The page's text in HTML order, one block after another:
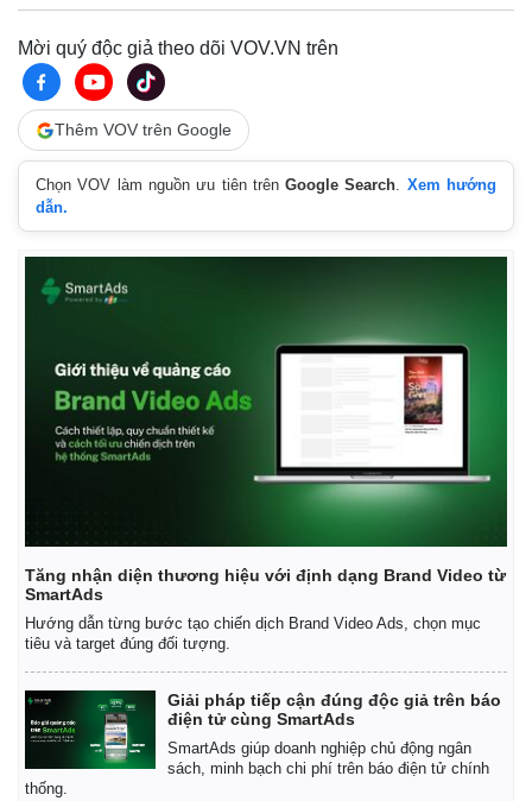
Mời quý độc giả theo dõi VOV.VN trên
Thêm VOV trên Google
Chọn VOV làm nguồn ưu tiên trênGoogle Search. Xem hướng
dẫn.
Tăng nhận diện thương hiệu với định dạng Brand Video từ
SmartAds
Hướng dẫn từng bước tạo chiến dịch Brand Video Ads, chọn mục
tiêu và target đúng đối tượng.
Giải pháp tiếp cận đúng độc giả trên báo
điện tử cùng SmartAds
SmartAds giúp doanh nghiệp chủ động ngân
sách, minh bạch chi phí trên báo điện tử chính
thống.